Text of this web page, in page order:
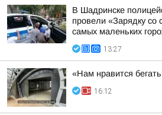
В Шадринске
провели «Зарядку со
самых маленьких
13:27
«Нам нравится
16:12